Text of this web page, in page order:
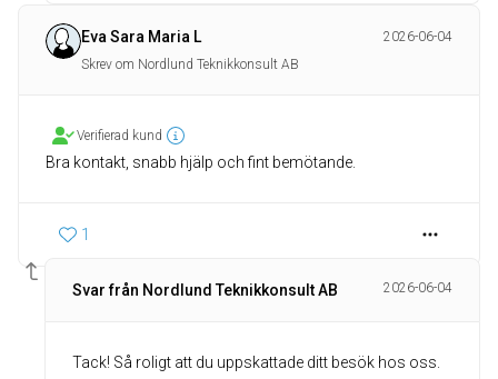
Eva Sara Maria L
2026-06-04
Skrev om Nordlund Teknikkonsult AB
Verifierad kund
Bra kontakt, snabb hjälp och fint bemötande.
1
Svar från Nordlund Teknikkonsult AB 2026-06-04
Tack! Så roligt att du uppskattade ditt besök hos oss.